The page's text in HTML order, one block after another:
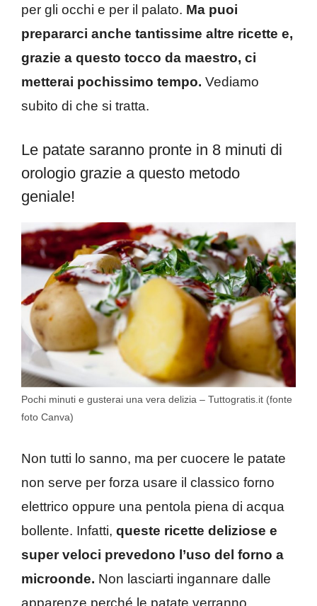
per gli occhi e per il palato. Ma puoi
prepararci anche tantissime altre ricette e,
grazie a questo tocco da maestro, ci
metterai pochissimo tempo. Vediamo
subito di che si tratta.
Le patate saranno pronte in 8 minuti di
orologio grazie a questo metodo
geniale!
Pochi minuti e gusterai una vera delizia – Tuttogratis.it (fonte
foto Canva)
Non tutti lo sanno, ma per cuocere le patate
non serve per forza usare il classico forno
elettrico oppure una pentola piena di acqua
bollente. Infatti, queste ricette deliziose e
super veloci prevedono l’uso del forno a
microonde. Non lasciarti ingannare dalle
apparenze perché le patate verranno